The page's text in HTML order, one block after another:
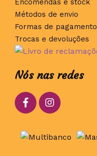
Encomendas e stock
Métodos de envio
Formas de pagamento
Trocas e devoluções
Nós nas redes